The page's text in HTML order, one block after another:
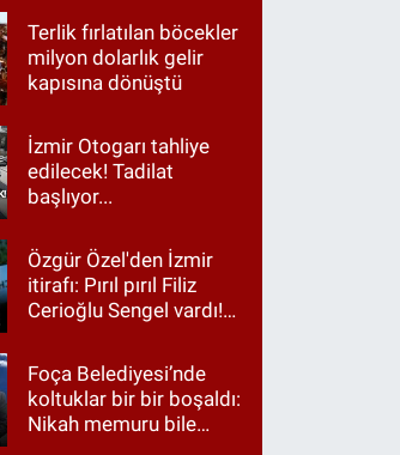
Terlik fırlatılan böcekler
milyon dolarlık gelir
kapısına dönüştü
İzmir Otogarı tahliye
edilecek! Tadilat
başlıyor...
Özgür Özel'den İzmir
itirafı: Pırıl pırıl Filiz
Cerioğlu Sengel vardı!
Tugay birinci çıktı
Foça Belediyesi’nde
koltuklar bir bir boşaldı:
Nikah memuru bile